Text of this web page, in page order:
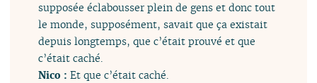
supposée éclabousser plein de gens et donc tout
le monde, supposément, savait que ça existait
depuis longtemps, que c’était prouvé et que
c’était caché.
Nico :Et que c’était caché.